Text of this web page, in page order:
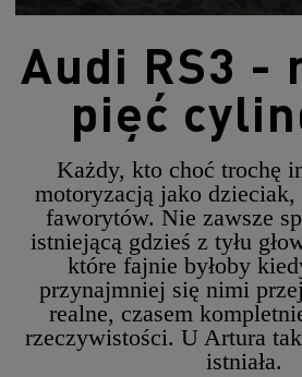
Audi RS3 -
pięć
Każdy, kto choć trochę
motoryzacją jako dzieciak,
faworytów. Nie zawsze
istniejącą gdzieś z tyłu
które fajnie byłoby
przynajmniej się nimi
realne, czasem
rzeczywistości. U Artura
istniała.